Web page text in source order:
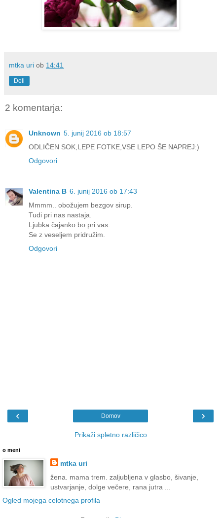
mtka uri ob 14:41
Deli
2 komentarja:
Unknown 5. junij 2016 ob 18:57
ODLIČEN SOK,LEPE FOTKE,VSE LEPO ŠE NAPREJ:)
Odgovori
Valentina B 6. junij 2016 ob 17:43
Mmmm.. obožujem bezgov sirup.
Tudi pri nas nastaja.
Ljubka čajanko bo pri vas.
Se z veseljem pridružim.
Odgovori
‹ ›
Domov
Prikaži spletno različico
o meni
mtka uri
žena. mama trem. zaljubljena v glasbo, šivanje,
ustvarjanje, dolge večere, rana jutra ...
Ogled mojega celotnega profila